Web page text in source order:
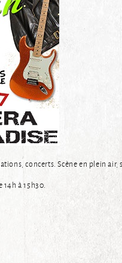
concerts. Scène en plein
à 15h30.